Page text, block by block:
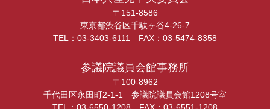
〒151-8586
東京都渋谷区千駄ヶ谷4-26-7
TEL：03-3403-6111 FAX：03-5474-8358
参議院議員会館事務所
〒100-8962
千代田区永田町2-1-1 参議院議員会館1208号室